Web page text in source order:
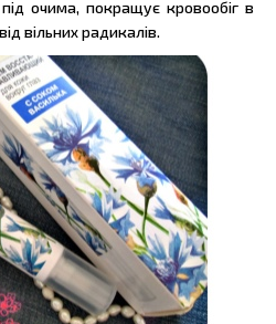
очима, покращує кровообіг в
вільних радикалів.